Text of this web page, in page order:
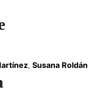
, Susana Roldán